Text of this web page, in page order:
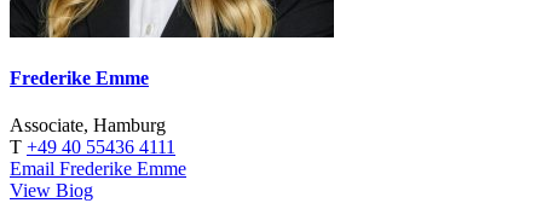
Frederike Emme
Associate, Hamburg
T +49 40 55436 4111
Email Frederike Emme
View Biog